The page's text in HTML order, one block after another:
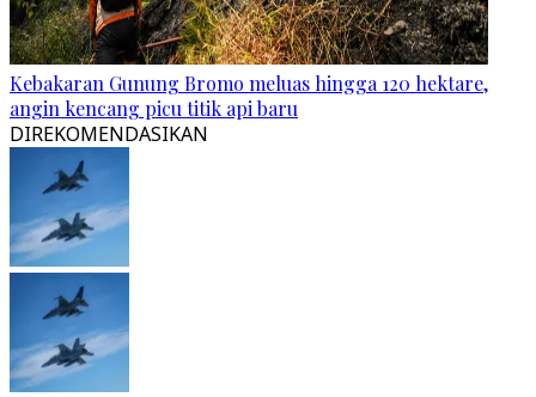
Kebakaran Gunung Bromo meluas hingga 120 hektare,
angin kencang picu titik api baru
DIREKOMENDASIKAN